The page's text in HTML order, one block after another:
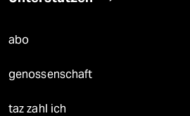
abo
genossenschaft
taz zahl ich